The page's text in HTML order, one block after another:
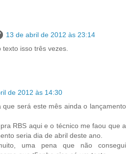
13 de abril de 2012 às 23:14
isso três vezes.
de 2012 às 14:30
que será este mês ainda o lançamento
RBS aqui e o técnico me faou que a
seria dia de abril deste ano.
uma pena que não consegui